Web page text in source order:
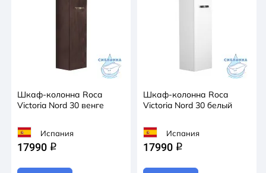
Шкаф-колонна Roca
Victoria Nord 30 венге
Испания
17990 q
Шкаф-колонна Roca
Victoria Nord 30 белый
Испания
17990 q